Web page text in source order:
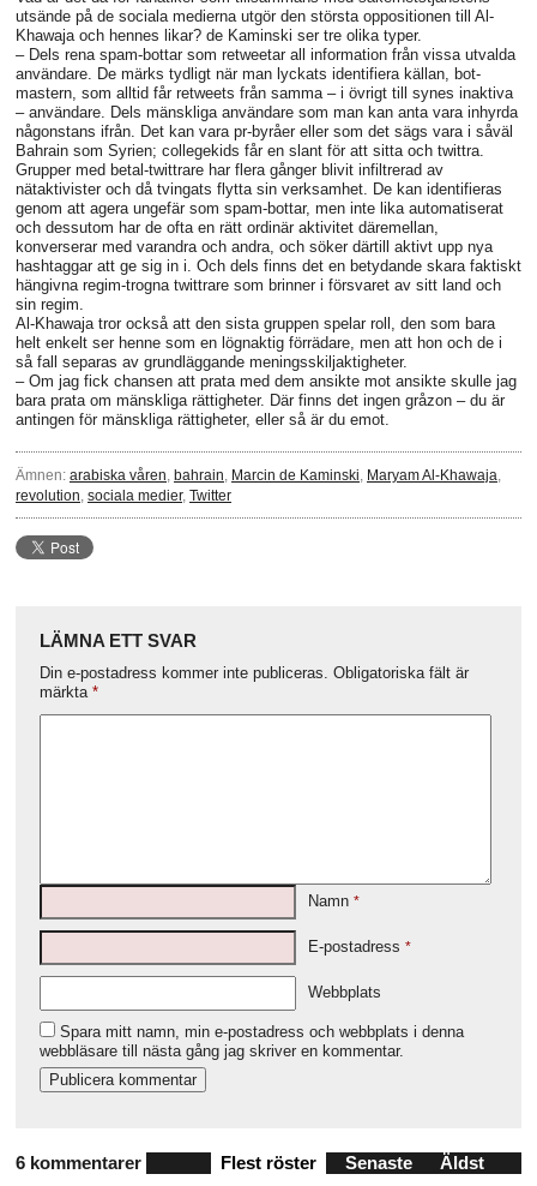
utsände på de sociala medierna utgör den största oppositionen till Al-
Khawaja och hennes likar? de Kaminski ser tre olika typer.
– Dels rena spam-bottar som retweetar all information från vissa utvalda
användare. De märks tydligt när man lyckats identifiera källan, bot-
mastern, som alltid får retweets från samma – i övrigt till synes inaktiva
– användare. Dels mänskliga användare som man kan anta vara inhyrda
någonstans ifrån. Det kan vara pr-byråer eller som det sägs vara i såväl
Bahrain som Syrien; collegekids får en slant för att sitta och twittra.
Grupper med betal-twittrare har flera gånger blivit infiltrerad av
nätaktivister och då tvingats flytta sin verksamhet. De kan identifieras
genom att agera ungefär som spam-bottar, men inte lika automatiserat
och dessutom har de ofta en rätt ordinär aktivitet däremellan,
konverserar med varandra och andra, och söker därtill aktivt upp nya
hashtaggar att ge sig in i. Och dels finns det en betydande skara faktiskt
hängivna regim-trogna twittrare som brinner i försvaret av sitt land och
sin regim.
Al-Khawaja tror också att den sista gruppen spelar roll, den som bara
helt enkelt ser henne som en lögnaktig förrädare, men att hon och de i
så fall separas av grundläggande meningsskiljaktigheter.
– Om jag fick chansen att prata med dem ansikte mot ansikte skulle jag
bara prata om mänskliga rättigheter. Där finns det ingen gråzon – du är
antingen för mänskliga rättigheter, eller så är du emot.
Ämnen: arabiska våren bahrain Marcin de Kaminski Maryam Al-Khawaja
revolution sociala medier, Twitter
LÄMNA ETT SVAR
Din e-postadress kommer inte publiceras. Obligatoriska fält är
märkta *
Namn *
E-postadress *
Webbplats
Spara mitt namn, min e-postadress och webbplats i denna
webbläsare till nästa gång jag skriver en kommentar.
6 kommentarer Flest röster Senaste Äldst